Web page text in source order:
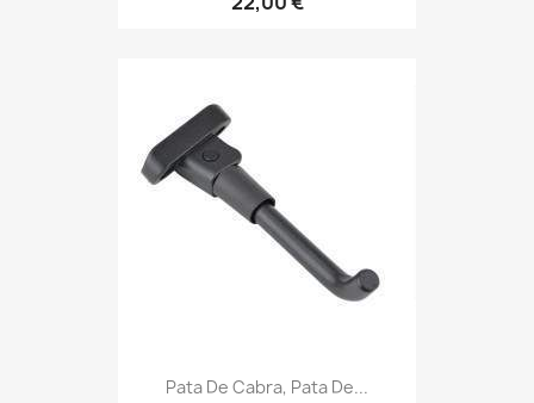
Pata De Cabra, Pata De...